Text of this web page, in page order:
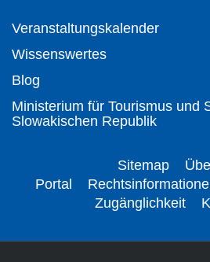
Veranstaltungskalender
Wissenswertes
Blog
Ministerium für Tourismus und
Slowakischen Republik
Sitemap
Portal
Zugänglichkeit